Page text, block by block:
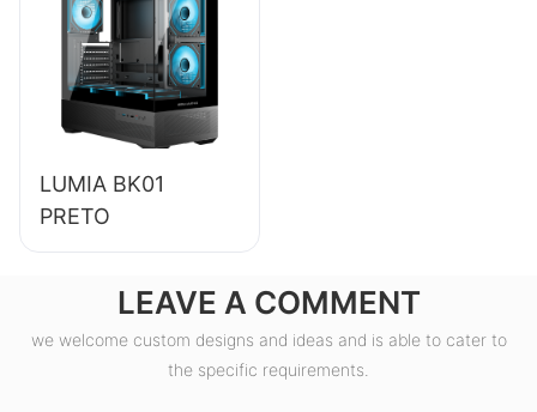
certificação 80+
Bronze para PC
desktop
(ESB550W)
LUMIA BK01
PRETO
LEAVE A COMMENT
we welcome custom designs and ideas and is able to cater to
the specific requirements.